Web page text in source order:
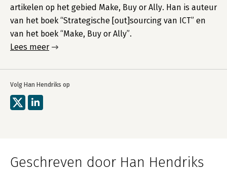
Volg Han Hendriks op
artikelen op het gebied Make, Buy or Ally. Han is auteur
van het boek “Strategische [out]sourcing van ICT” en
van het boek “Make, Buy or Ally”.
Lees meer
Geschreven door Han Hendriks